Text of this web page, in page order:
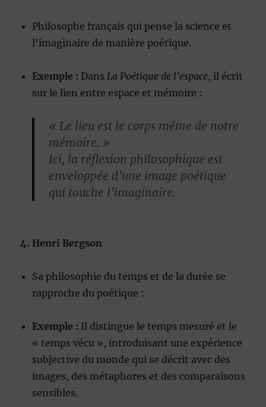
Philosophe français qui pense la science et
l’imaginaire de manière poétique.
Exemple : DansLa Poétique de l’espace, il écrit
sur le lien entre espace et mémoire :
« Le lieu est le corps même de notre
mémoire. »
Ici, la réflexion philosophique est
enveloppée d’une image poétique
qui touche l’imaginaire.
4. Henri Bergson
Sa philosophie du temps et de la durée se
rapproche du poétique :
Exemple : Il distingue le temps mesuré et le
« temps vécu », introduisant une expérience
subjective du monde qui se décrit avec des
images, des métaphores et des comparaisons
sensibles.